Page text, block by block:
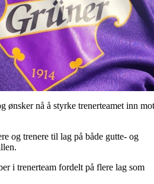
ønsker nå å styrke trenerteamet inn mot
og trenere til lag på både gutte- og
i trenerteam fordelt på flere lag som